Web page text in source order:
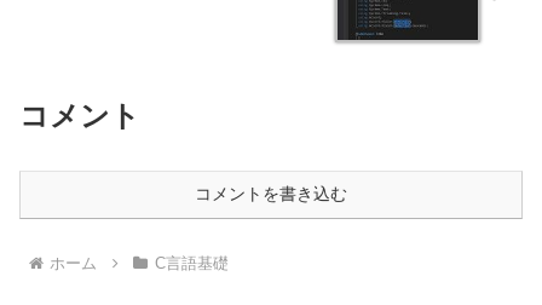
コメント
コメントを書き込む
ホーム C言語基礎